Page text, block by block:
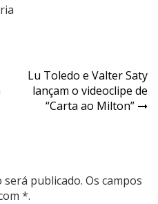
Lu Toledo e Valter Saty
lançam o videoclipe de
“Carta ao Milton”
publicado. Os campos
*.